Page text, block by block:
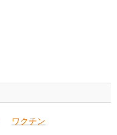
ワクチン